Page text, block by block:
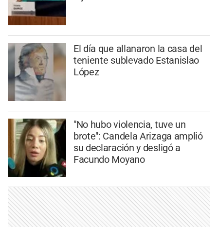
El día que allanaron la casa del
teniente sublevado Estanislao
López
"No hubo violencia, tuve un
brote": Candela Arizaga amplió
su declaración y desligó a
Facundo Moyano